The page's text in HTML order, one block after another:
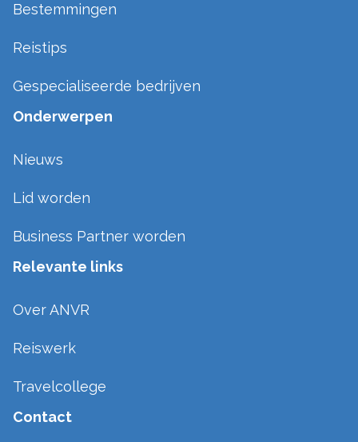
Bestemmingen
Reistips
Gespecialiseerde bedrijven
Onderwerpen
Nieuws
Lid worden
Business Partner worden
Relevante links
Over ANVR
Reiswerk
Travelcollege
Contact